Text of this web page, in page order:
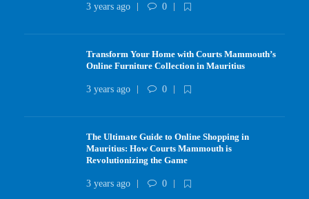
3 years ago 0
Transform Your Home with Courts Mammouth’s
Online Furniture Collection in Mauritius
3 years ago 0
The Ultimate Guide to Online Shopping in
Mauritius: How Courts Mammouth is
Revolutionizing the Game
3 years ago 0